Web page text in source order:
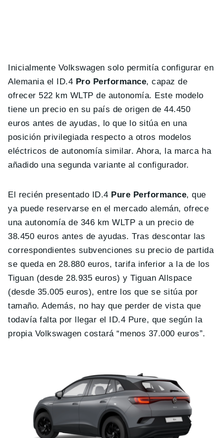
Inicialmente Volkswagen solo permitía configurar en
Alemania el ID.4 Pro Performance, capaz de
ofrecer 522 km WLTP de autonomía. Este modelo
tiene un precio en su país de origen de 44.450
euros antes de ayudas, lo que lo sitúa en una
posición privilegiada respecto a otros modelos
eléctricos de autonomía similar. Ahora, la marca ha
añadido una segunda variante al configurador.
El recién presentado ID.4 Pure Performance, que
ya puede reservarse en el mercado alemán, ofrece
una autonomía de 346 km WLTP a un precio de
38.450 euros antes de ayudas. Tras descontar las
correspondientes subvenciones su precio de partida
se queda en 28.880 euros, tarifa inferior a la de los
Tiguan (desde 28.935 euros) y Tiguan Allspace
(desde 35.005 euros), entre los que se sitúa por
tamaño. Además, no hay que perder de vista que
todavía falta por llegar el ID.4 Pure, que según la
propia Volkswagen costará “menos 37.000 euros”.